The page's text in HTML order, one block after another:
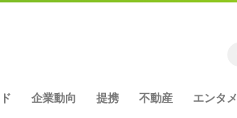
企業動向 提携 不動産 エンタメ